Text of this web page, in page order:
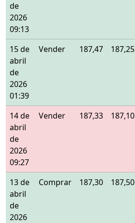
de
2026
09:13
15 de
abril
de
2026
01:39
Vender 187,47 187,25
14 de
abril
de
2026
09:27
Vender 187,33 187,10
13 de
abril
de
2026
Comprar 187,30 187,50